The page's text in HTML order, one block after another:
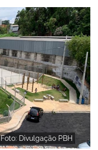
Foto: Divulgação PBH